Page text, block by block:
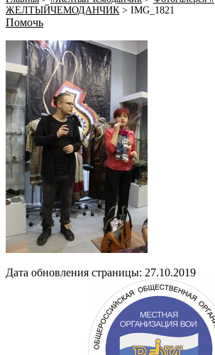
ЖЕЛТЫЙЧЕМОДАНЧИК> IMG_1821
Помочь
Дата обновления страницы: 27.10.2019